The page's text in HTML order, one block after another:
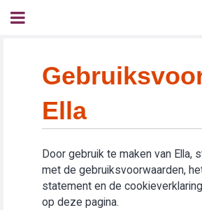
Ella
Door gebruik te maken van Ella,
met de gebruiksvoorwaarden,
statement en de
op deze pagina.